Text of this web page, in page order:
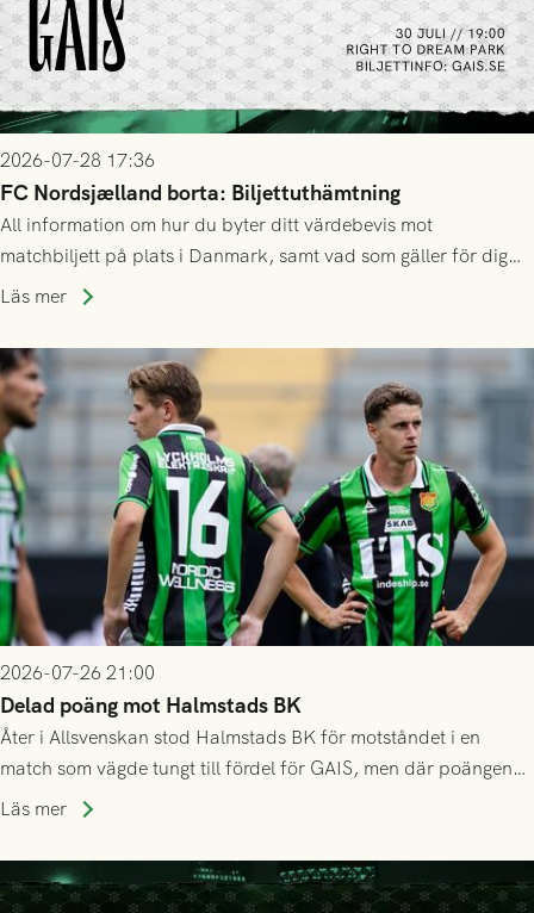
2026-07-28 17:36
FC Nordsjælland borta: Biljettuthämtning
All information om hur du byter ditt värdebevis mot
matchbiljett på plats i Danmark, samt vad som gäller för dig
som står på reservlista eller fått förhinder.
Läs mer
2026-07-26 21:00
Delad poäng mot Halmstads BK
Åter i Allsvenskan stod Halmstads BK för motståndet i en
match som vägde tungt till fördel för GAIS, men där poängen
delades efter dramatik på tilläggstid.
Läs mer